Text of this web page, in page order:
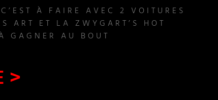
À FAIRE AVEC 2 VOITURES
ART ET LA ZWYGART’S HOT
GAGNER AU BOUT
>